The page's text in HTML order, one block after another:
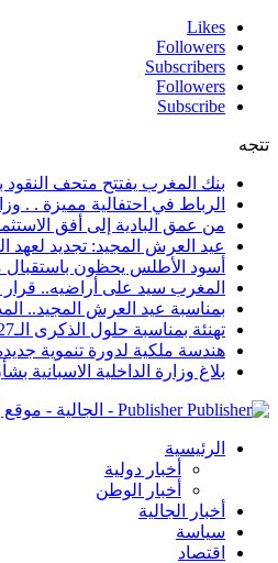
Likes
Followers
Subscribers
Followers
Subscribe
تتجه
بنك المغرب يفتتح متحف النقود
الرباط في احتفالية مميزة . .
من عمق البادية إلى أفق
عيد العرش المجيد: تجديد لعهد
أسود الأطلس يحظون باستقبال
المغرب سيد على أراضيه.. قرار ترامب وقرار
بمناسبة عيد العرش المجيد..
تهنئة بمناسبة حلول الذكرى الـ27 لعيد العرش المجيد
هندسة ملكية لدورة تنموية
بلاغ وزارة الداخلية الاسبانية
Publisher - الجالية - موقع إلكتروني إخباري
الرئيسية
أخبار دولية
أخبار الوطن
أخبار الجالية
سياسة
اقتصاد